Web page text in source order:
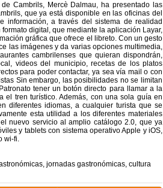
Cambrils, Mercè Dalmau, ha presentado las
que ya está disponible en las oficinas del
información, a través del sistema de realidad
digital, que mediante la aplicación Layar,
gráfica que ofrece el libreto. Con un gesto
las imágenes y da varias opciones multimedia,
cambrilenses que quieran dispondrán,
videos del municipio, recetas de los platos
para poder contactar, ya sea vía mail o con
Sin embargo, las posibilidades no se limitan
tener un botón directo para llamar a la
el tren turístico. Además, con una sola guía en
diferentes idiomas, a cualquier turista que se
esta utilidad a los diferentes materiales
nuevo servicio al amplio catálogo 2.0, que ya
y tablets con sistema operativo Apple y iOS,
wi-fi.
, jornadas gastronómicas, cultura